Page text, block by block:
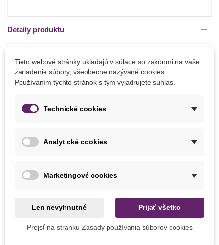
Detaily produktu
Výrobca SemenaOnline
MOHLI BYSTE EŠTE POTREBOVAŤ
Tieto webové stránky ukladajú v súlade so zákonmi na vaše
zariadenie súbory, všeobecne nazývané cookies.
Používaním týchto stránok s tým vyjadrujete súhlas.
Technické cookies
Analytické cookies
Marketingové cookies
Len nevyhnutné Prijať všetko
Prejsť na stránku Zásady používania súborov cookies